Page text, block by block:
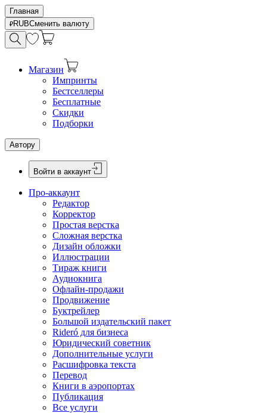
Главная
RUBСменить валюту
Магазин
Импринты
Бестселлеры
Бесплатные
Скидки
Подборки
Автору
Войти в аккаунт
Про-аккаунт
Редактор
Корректор
Простая верстка
Сложная верстка
Дизайн обложки
Иллюстрации
Тираж книги
Аудиокнига
Офлайн-продажи
Продвижение
Буктрейлер
Большой издательский пакет
Rideró для бизнеса
Юридический советник
Дополнительные услуги
Расшифровка текста
Перевод
Книги в аэропортах
Публикация
Все услуги